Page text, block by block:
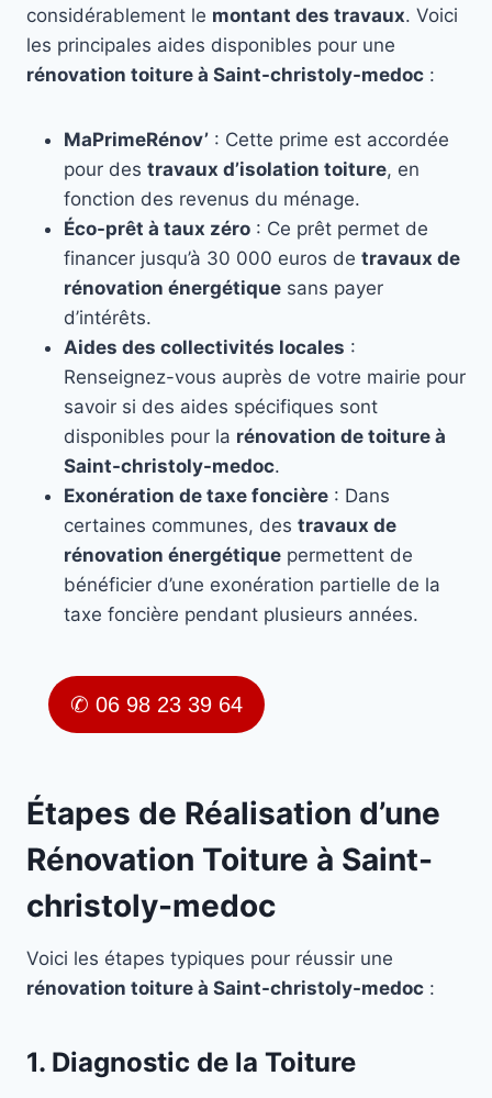
considérablement le montant des travaux. Voici
les principales aides disponibles pour une
rénovation toiture à Saint-christoly-medoc :
MaPrimeRénov’ : Cette prime est accordée
pour des travaux d’isolation toiture, en
fonction des revenus du ménage.
Éco-prêt à taux zéro : Ce prêt permet de
financer jusqu’à 30 000 euros de travaux de
rénovation énergétique sans payer
d’intérêts.
Aides des collectivités locales :
Renseignez-vous auprès de votre mairie pour
savoir si des aides spécifiques sont
disponibles pour la rénovation de toiture à
Saint-christoly-medoc.
Exonération de taxe foncière : Dans
certaines communes, des travaux de
rénovation énergétique permettent de
bénéficier d’une exonération partielle de la
taxe foncière pendant plusieurs années.
✆ 06 98 23 39 64
Étapes de Réalisation d’une
Rénovation Toiture à Saint-
christoly-medoc
Voici les étapes typiques pour réussir une
rénovation toiture à Saint-christoly-medoc :
1. Diagnostic de la Toiture